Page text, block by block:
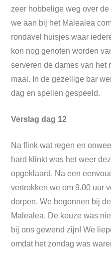
zeer hobbelige weg over
we aan bij het Malealea
rondavel huisjes waar
kon nog genoten worden
serveren de dames van het
maal. In de gezellige bar
dag en spellen gespeeld.
Verslag dag 12
Na flink wat regen en
hard klinkt was het weer
opgeklaard. Na een
vertrokken we om 9.00 uur
dorpen. We begonnen bij
Malealea. De keuze was
bij ons gewend zijn! We
omdat het zondag was